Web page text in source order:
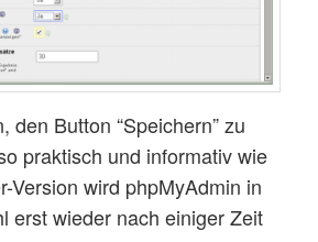
den Button “Speichern” zu
praktisch und informativ wie
Version wird phpMyAdmin in
erst wieder nach einiger Zeit